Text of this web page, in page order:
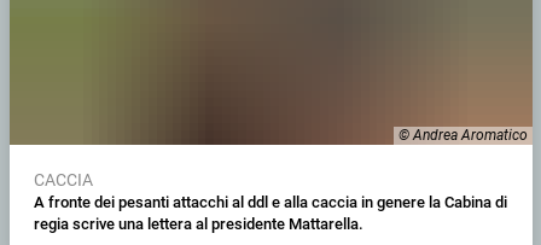
© Andrea Aromatico
CACCIA
A fronte dei pesanti attacchi al ddl e alla caccia in genere la Cabina di
regia scrive una lettera al presidente Mattarella.